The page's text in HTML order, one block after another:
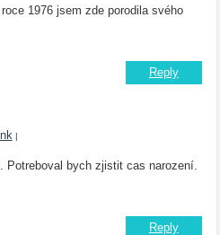
1976 jsem zde porodila svého
Reply
|
Potreboval bych zjistit cas narození.
Reply